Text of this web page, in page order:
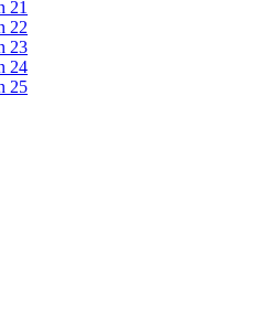
21
22
23
24
25